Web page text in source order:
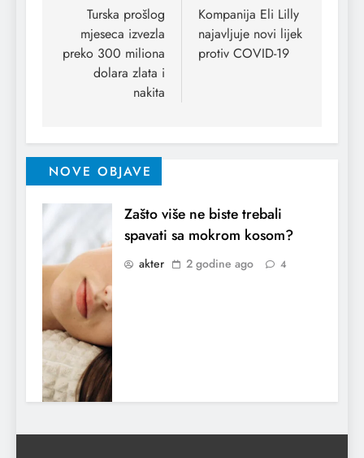
Turska prošlog
mjeseca izvezla
preko 300 miliona
dolara zlata i
nakita
Kompanija Eli Lilly
najavljuje novi lijek
protiv COVID-19
NOVE OBJAVE
Zašto više ne biste trebali
spavati sa mokrom kosom?
akter 2 godine ago 4